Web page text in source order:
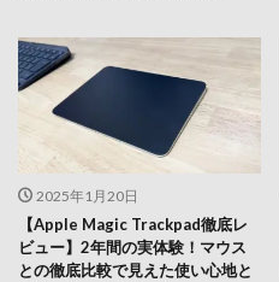
2025年1月20日
【Apple Magic Trackpad徹底レ
ビュー】2年間の実体験！マウス
との徹底比較で見えた使い心地と